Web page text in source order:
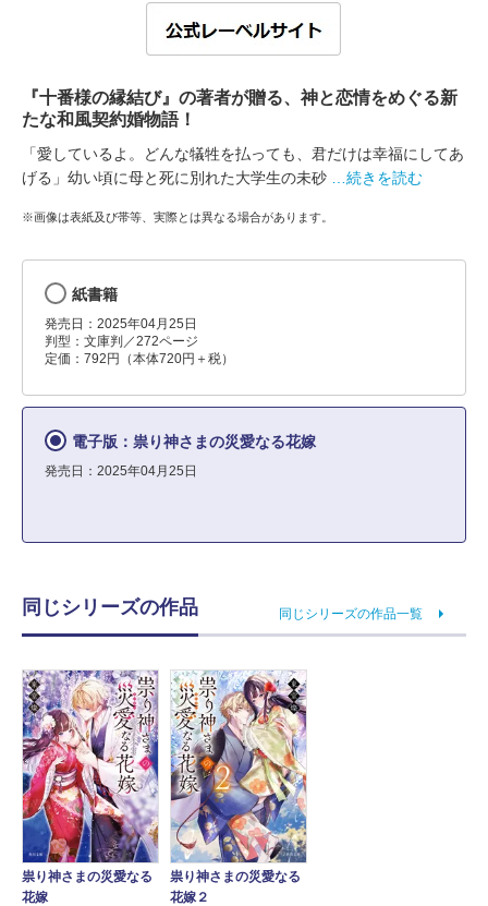
『十番様の縁結び』の著者が贈る、神と恋情をめぐる新
たな和風契約婚物語！
「愛しているよ。どんな犠牲を払っても、君だけは幸福にしてあ
げる」幼い頃に母と死に別れた大学生の未砂
…続きを読む
※画像は表紙及び帯等、実際とは異なる場合があります。
紙書籍
発売日：2025年04月25日
判型：文庫判／272ページ
定価：792円（本体720円＋税）
電子版：祟り神さまの災愛なる花嫁
発売日：2025年04月25日
同じシリーズの作品 同じシリーズの作品一覧
祟り神さまの災愛なる
花嫁
祟り神さまの災愛なる
花嫁２